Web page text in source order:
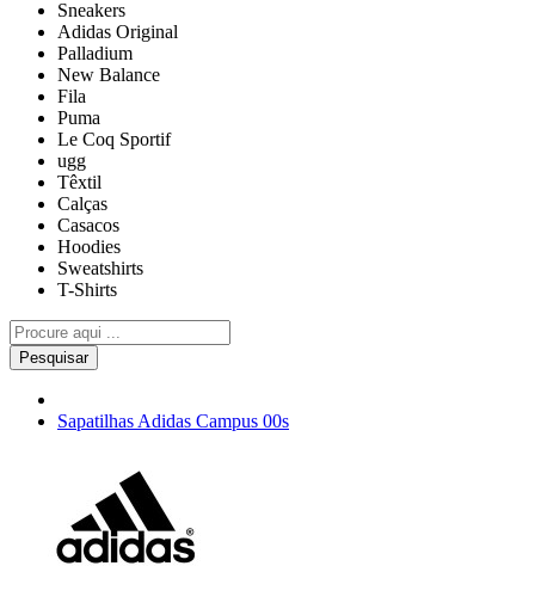
Sneakers
Adidas Original
Palladium
New Balance
Fila
Puma
Le Coq Sportif
ugg
Têxtil
Calças
Casacos
Hoodies
Sweatshirts
T-Shirts
Pesquisar
Sapatilhas Adidas Campus 00s